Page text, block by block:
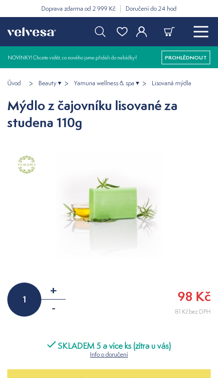
Doprava zdarma od 2 999 Kč Doručení do 24 hod
NOVINKY! Chcete vidět, co nového jsme přidali do nabídky? PROHLÉDNOUT
Úvod Beauty Yamuna wellness & spa Lisovaná mýdla
Mýdlo z čajovníku lisované za
studena 110g
+
-
98 Kč
81 Kčbez DPH
SKLADEM 5 a více ks (zítra u vás)
Info o doručení